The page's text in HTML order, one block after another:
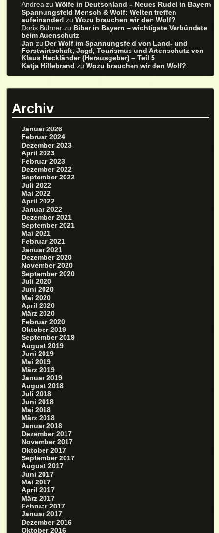
Andrea zuWölfe in Deutschland – Neues Rudel in Bayern
Spannungsfeld Mensch & Wolf: Welten treffen
aufeinander! zuWozu brauchen wir den Wolf?
Doris Bühner zu Biber in Bayern – wichtigste Verbündete
beim Auenschutz
Jan zu Der Wolf im Spannungsfeld von Land- und
Forstwirtschaft, Jagd, Tourismus und Artenschutz von
Klaus Hackländer (Herausgeber) – Teil 5
Katja Hillebrand zuWozu brauchen wir den Wolf?
Archiv
Januar 2026
Februar 2024
Dezember 2023
April 2023
Februar 2023
Dezember 2022
September 2022
Juli 2022
Mai 2022
April 2022
Januar 2022
Dezember 2021
September 2021
Mai 2021
Februar 2021
Januar 2021
Dezember 2020
November 2020
September 2020
Juli 2020
Juni 2020
Mai 2020
April 2020
März 2020
Februar 2020
Oktober 2019
September 2019
August 2019
Juni 2019
Mai 2019
März 2019
Januar 2019
August 2018
Juli 2018
Juni 2018
Mai 2018
März 2018
Januar 2018
Dezember 2017
November 2017
Oktober 2017
September 2017
August 2017
Juni 2017
Mai 2017
April 2017
März 2017
Februar 2017
Januar 2017
Dezember 2016
Oktober 2016